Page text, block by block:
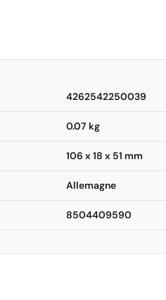
4262542250039
0.07 kg
106 x 18 x 51 mm
Allemagne
8504409590